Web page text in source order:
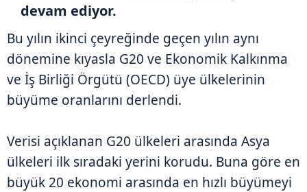
devam ediyor.
Bu yılın ikinci çeyreğinde geçen yılın aynı
dönemine kıyasla G20 ve Ekonomik Kalkınma
ve İş Birliği Örgütü (OECD) üye ülkelerinin
büyüme oranlarını derlendi.
Verisi açıklanan G20 ülkeleri arasında Asya
ülkeleri ilk sıradaki yerini korudu. Buna göre en
büyük 20 ekonomi arasında en hızlı büyümeyi